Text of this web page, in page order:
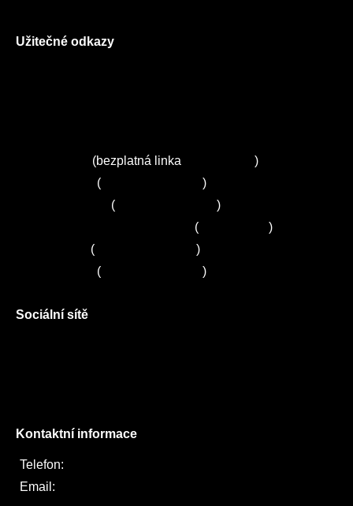
Užitečné odkazy
(bezplatná linka
)
(
)
(
)
(
)
(
)
( )
Sociální sítě
Kontaktní informace
Telefon:
Email: